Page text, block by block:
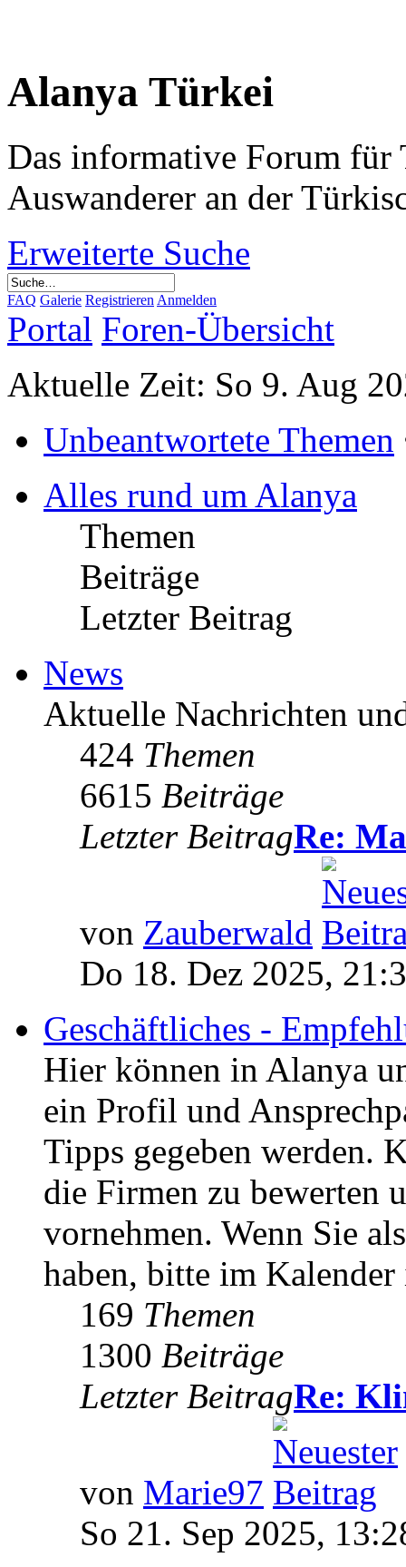
Alanya Türkei
Das informative Forum für
Auswanderer an der
Erweiterte Suche
FAQ Galerie Registrieren Anmelden
Portal Foren-Übersicht
Aktuelle Zeit: So 9. Aug
Unbeantwortete Themen
Alles rund um Alanya
Themen
Beiträge
Letzter Beitrag
News
Aktuelle Nachrichten
424 Themen
6615 Beiträge
Letzter BeitragRe:
von Zauberwald
Do 18. Dez 2025,
Geschäftliches -
Hier können in Alanya
ein Profil und
Tipps gegeben werden.
die Firmen zu bewerten
vornehmen. Wenn Sie
haben, bitte im
169 Themen
1300 Beiträge
Letzter BeitragRe:
von Marie97
So 21. Sep 2025,